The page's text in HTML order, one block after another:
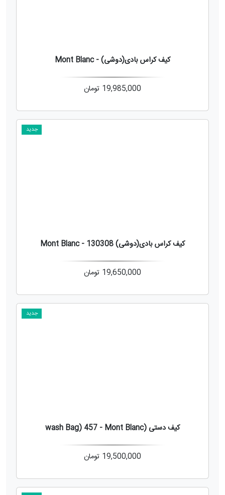
کیف کراس بادی(دوشی) - Mont Blanc
19,985,000 تومان
جدید
کیف کراس بادی(دوشی) 130308 - Mont Blanc
19,650,000 تومان
جدید
کیف دستی (wash Bag) 457 - Mont Blanc
19,500,000 تومان